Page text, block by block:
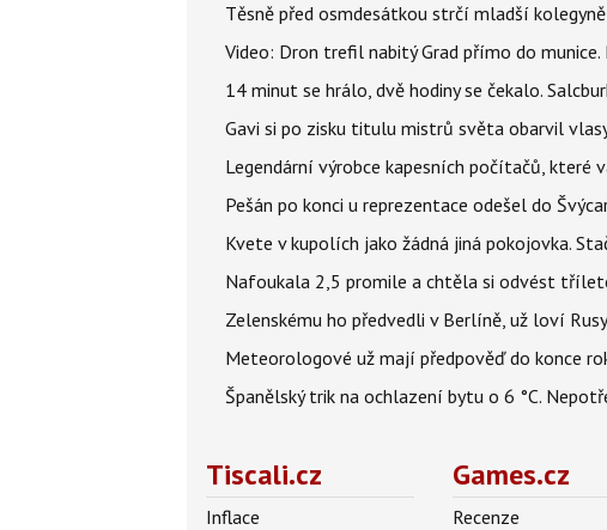
Těsně před osmdesátkou strčí mladší
Video: Dron trefil nabitý Grad přímo do
14 minut se hrálo, dvě hodiny se čekalo.
Gavi si po zisku titulu mistrů světa obarvil
Legendární výrobce kapesních počítačů, které
Pešán po konci u reprezentace odešel do
Kvete v kupolích jako žádná jiná pokojovka.
Nafoukala 2,5 promile a chtěla si odvést
Zelenskému ho předvedli v Berlíně, už loví
Meteorologové už mají předpověď do konce
Španělský trik na ochlazení bytu o 6 °C.
Tiscali.cz
Inflace
Games.cz
Recenze